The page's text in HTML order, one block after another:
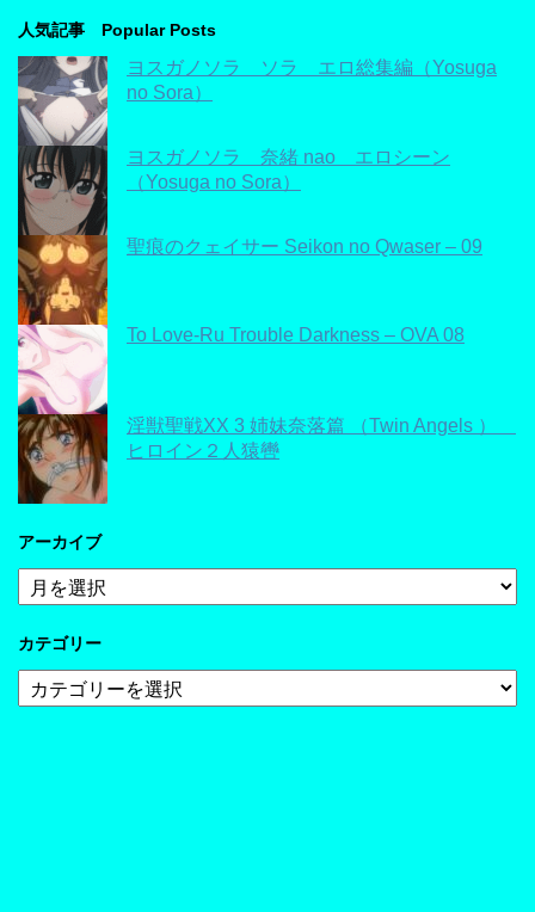
人気記事 Popular Posts
ヨスガノソラ ソラ エロ総集編（Yosuga
no Sora）
ヨスガノソラ 奈緒 nao エロシーン
（Yosuga no Sora）
聖痕のクェイサー Seikon no Qwaser – 09
To Love-Ru Trouble Darkness – OVA 08
淫獣聖戦XX 3 姉妹奈落篇 （Twin Angels ）
ヒロイン２人猿轡
アーカイブ
ア
ー
イ
カテゴリー
テ